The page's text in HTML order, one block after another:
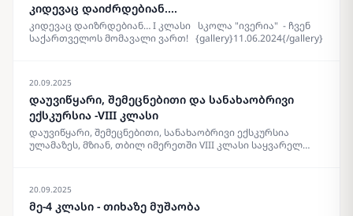
კიდევაც დაიძრდებიან....
კიდევაც დაიზრდებიან… I კლასი სკოლა "ივერია" - ჩვენ
საქართველოს მომავალი ვართ! {gallery}11.06.2024{/gallery}
20.09.2025
დაუვიწყარი, შემეცნებითი და სანახაობრივი
ექსკურსია -VIII კლასი
დაუვიწყარი, შემეცნებითი, სანახაობრივი ექსკურსია
ულამაზეს, მზიან, თბილ იმერეთში VIII კლასი საყვარელ
დარბაზი და ბოლოს კვერეთში სადილი
{gallery}10.06.2024{/gallery}
20.09.2025
მე-4 კლასი - თიხაზე მუშაობა